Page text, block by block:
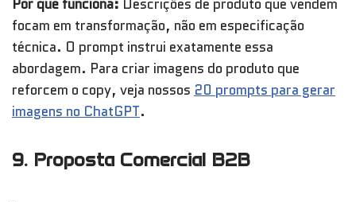
Por que funciona: Descrições de produto que vendem
focam em transformação, não em especificação
técnica. O prompt instrui exatamente essa
abordagem. Para criar imagens do produto que
reforcem o copy, veja nossos 20 prompts para gerar
imagens no ChatGPT.
9. Proposta Comercial B2B